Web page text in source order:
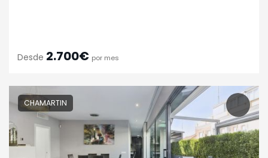
Desde 2.700€ por mes
CHAMARTIN